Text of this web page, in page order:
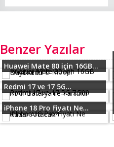
Benzer Yazılar
Huawei Mate 80 için 16GB...
Redmi 17 ve 17 5G...
iPhone 18 Pro Fiyatı Ne...